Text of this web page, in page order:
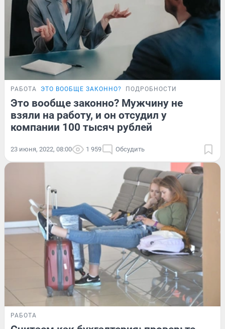
РАБОТА ЭТО ВООБЩЕ ЗАКОННО? ПОДРОБНОСТИ
Это вообще законно? Мужчину не
взяли на работу, и он отсудил у
компании 100 тысяч рублей
23 июня, 2022, 08:00 1 959 Обсудить
РАБОТА